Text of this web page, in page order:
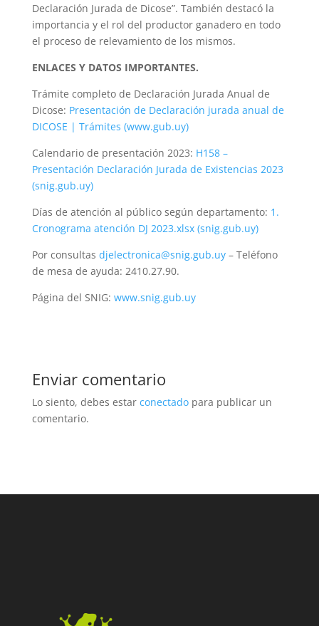
Declaración Jurada de Dicose”. También destacó la
importancia y el rol del productor ganadero en todo
el proceso de relevamiento de los mismos.
ENLACES Y DATOS IMPORTANTES.
Trámite completo de Declaración Jurada Anual de
Dicose: Presentación de Declaración jurada anual de
DICOSE | Trámites (www.gub.uy)
Calendario de presentación 2023: H158 –
Presentación Declaración Jurada de Existencias 2023
(snig.gub.uy)
Días de atención al público según departamento: 1.
Cronograma atención DJ 2023.xlsx (snig.gub.uy)
Por consultas djelectronica@snig.gub.uy– Teléfono
de mesa de ayuda: 2410.27.90.
Página del SNIG: www.snig.gub.uy
Enviar comentario
Lo siento, debes estar conectadopara publicar un
comentario.